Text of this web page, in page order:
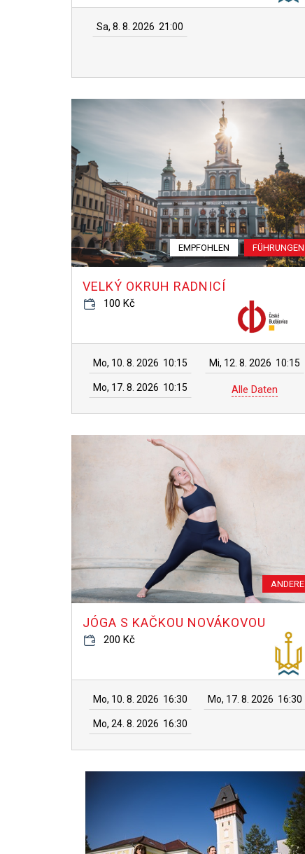
Sa, 8. 8. 2026 21:00
EMPFOHLEN FÜHRUNGEN
VELKÝ OKRUH RADNICÍ
100 Kč
Mo, 10. 8. 2026 10:15 Mi, 12. 8. 2026 10:15
Mo, 17. 8. 2026 10:15 Alle Daten
ANDERE
JÓGA S KAČKOU NOVÁKOVOU
200 Kč
Mo, 10. 8. 2026 16:30 Mo, 17. 8. 2026 16:30
Mo, 24. 8. 2026 16:30